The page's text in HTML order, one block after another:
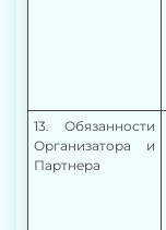
13. Обязанности
Организатора и
Партнера